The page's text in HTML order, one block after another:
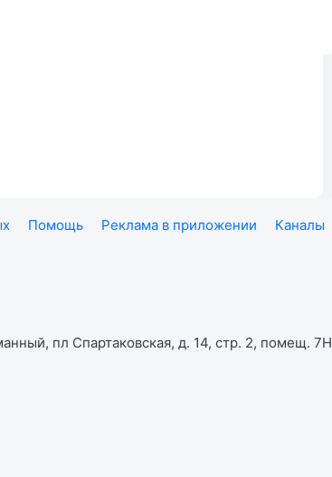
Помощь Реклама в приложении Каналы
пл Спартаковская, д. 14, стр. 2, помещ. 7Н